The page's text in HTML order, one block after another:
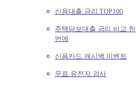
신용대출 금리 TOP100
주택담보대출 금리 비교 한
번에
신용카드 캐시백 이벤트
무료 유전자 검사